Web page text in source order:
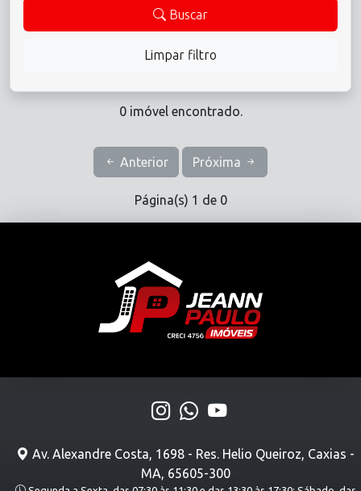
Buscar
Limpar filtro
0 imóvel encontrado.
Anterior Próxima
Página(s) 1 de 0
Av. Alexandre Costa, 1698 - Res. Helio Queiroz, Caxias -
MA, 65605-300